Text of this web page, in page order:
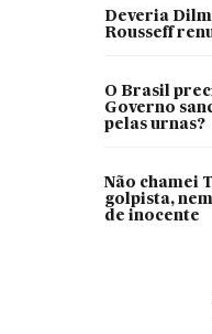
Deveria
Rousseff
O Brasil
Governo
pelas urnas?
Não chamei
golpista,
de inocente